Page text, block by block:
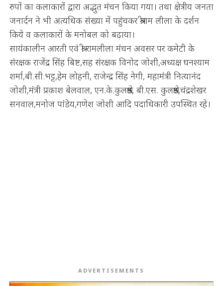
रुपों का कलाकारों द्वारा अद्भुत मंचन किया गया। तथा क्षेत्रीय जनता
जनार्दन ने भी अत्यधिक संख्या में पहुंचकर श्रीराम लीला के दर्शन
किये व कलाकारों के मनोबल को बढ़ाया।
सायंकालीन आरती एवं श्री रामलीला मंचन अवसर पर कमेटी के
संरक्षक राजेंद्र सिंह बिष्ट,सह संरक्षक विनोद जोशी,अध्यक्ष घनश्याम
शर्मा,बी.सी.भट्ट,हेम लोहनी, राजेन्द्र सिंह नेगी, महामंत्री नित्यानंद
जोशी,मंत्री प्रकाश बेलवाल, एन.के.कुलश्रेष्ठ, बी.एस. कुलश्रेष्ठ,चंद्रशेखर
सनवाल,मनोज पांडेय,गणेश जोशी आदि पदाधिकारी उपस्थित रहे।
ADVERTISEMENTS